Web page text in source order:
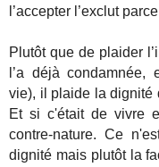
l’accepter l’exclut
Plutôt que de plaider
l’a déjà condamnée,
vie), il plaide la dignité
Et si c'était de vivre
contre-nature. Ce
dignité mais plutôt la